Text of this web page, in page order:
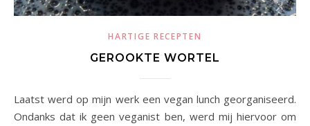
HARTIGE RECEPTEN
GEROOKTE WORTEL
Laatst werd op mijn werk een vegan lunch georganiseerd.
Ondanks dat ik geen veganist ben, werd mij hiervoor om